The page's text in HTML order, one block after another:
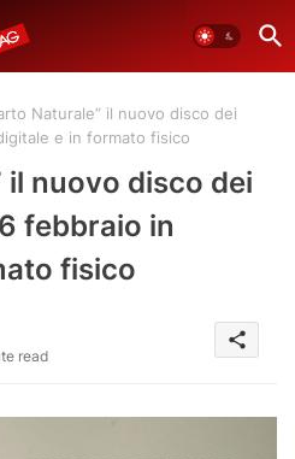
Naturale” il nuovo disco dei
e in formato fisico
il nuovo disco dei
febbraio in
fisico
read
share